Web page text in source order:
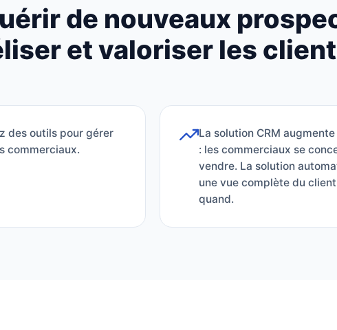
de nouveaux
et valoriser les
des outils pour gérer
commerciaux.
La solution CRM
: les commerciaux se
vendre. La solution
une vue complète du
quand.